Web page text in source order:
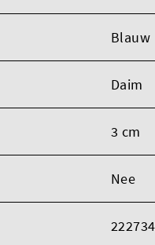
Blauw
Daim
3 cm
Nee
222734